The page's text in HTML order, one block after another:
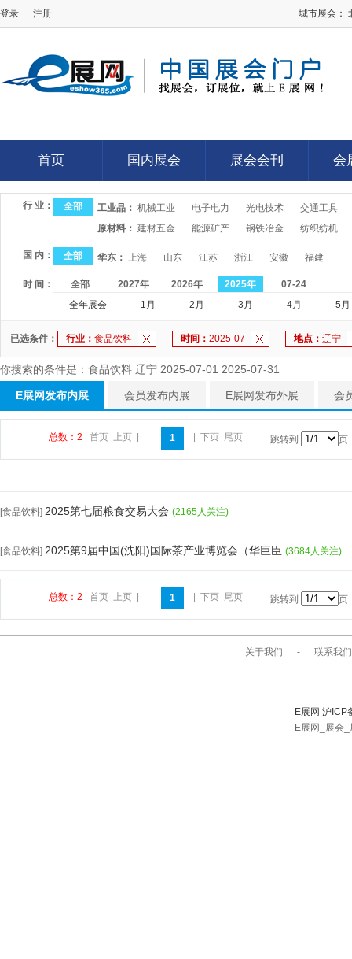
登录 注册 城市展会：
首页
首页
国内展会
国内展会
展会会刊
展会会刊
会
会
行 业： 全部 工业品： 机械工业 电子电力 光电技术
交通工具
原材料： 建材五金 能源矿产 钢铁冶金 纺织纺机
国 内： 全部 华东： 上海 山东 江苏 浙江 安徽 福建
时 间： 全部 2027年 2026年 2025年
07-24
全年展会
1月 2月 3月 4月 5月
已选条件： 行业： 食品饮料 时间： 2025-07 地点： 辽宁
你搜索的条件是：食品饮料 辽宁 2025-07-01 2025-07-31
E展网发布内展 会员发布内展 E展网发布外展 会
总数：2 首页 上页 1 下页 尾页 跳转到 页
[食品饮料] 2025第七届粮食交易大会 (2165人关注)
[食品饮料] 2025第9届中国(沈阳)国际茶产业博览会（华巨臣 (3684人关注)
总数：2 首页 上页 1 下页 尾页 跳转到 页
关于我们 - 联系我们
E展网 沪
E展网_展会